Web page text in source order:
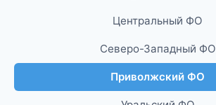
Центральный ФО
Северо-Западный ФО
Приволжский ФО